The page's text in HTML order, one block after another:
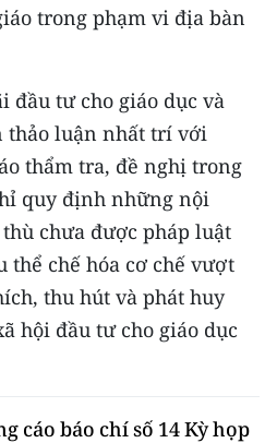
trong phạm vi địa bàn
đầu tư cho giáo dục và
thảo luận nhất trí với
thẩm tra, đề nghị trong
quy định những nội
chưa được pháp luật
chế hóa cơ chế vượt
thu hút và phát huy
hội đầu tư cho giáo dục
cáo báo chí số 14 Kỳ họp